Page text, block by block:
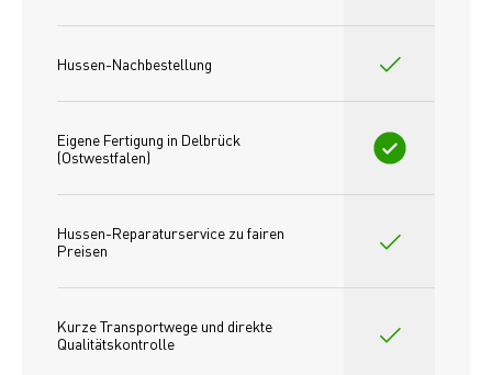
Hussen-Nachbestellung
Eigene Fertigung in Delbrück
(Ostwestfalen)
Hussen-Reparaturservice zu fairen
Preisen​
Kurze Transportwege und direkte
Qualitätskontrolle